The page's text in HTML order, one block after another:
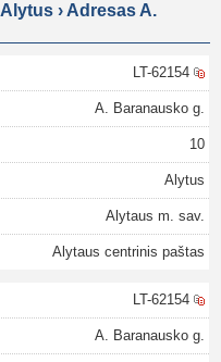
Alytus › Adresas A.
LT-62154
A. Baranausko g.
10
Alytus
Alytaus m. sav.
Alytaus centrinis paštas
LT-62154
A. Baranausko g.